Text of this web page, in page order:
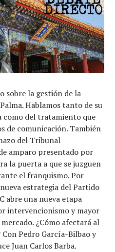
sobre la gestión de la
Hablamos tanto de su
como del tratamiento que
de comunicación. También
del Tribunal
amparo presentado por
la puerta a que se juzguen
el franquismo. Por
estrategia del Partido
abre una nueva etapa
intervencionismo y mayor
¿Cómo afectará al
Pedro García-Bilbao y
Juan Carlos Barba.